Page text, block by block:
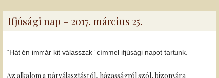
Ifjúsági nap – 2017. március 25.
“Hát én immár kit válasszak” címmel ifjúsági napot tartunk.
Az alkalom a párválasztásról, házasságról szól, bizonyára